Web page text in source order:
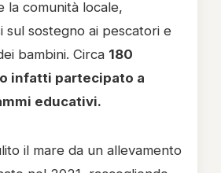
la comunità locale,
sul sostegno ai pescatori e
bambini. Circa 180
infatti partecipato a
educativi.
il mare da un allevamento